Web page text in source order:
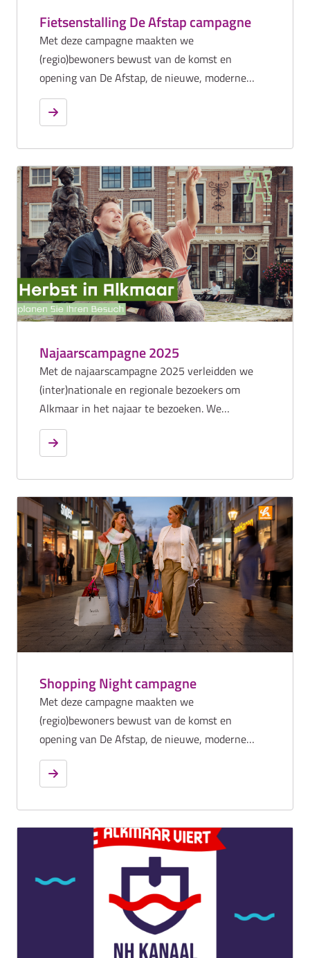
Fietsenstalling De Afstap campagne
Met deze campagne maakten we
(regio)bewoners bewust van de komst en
opening van De Afstap, de nieuwe, moderne
fietsenstalling in het hart van Alkmaar. Met
gerichte communicatie en de inzet van
wezen, hebben we hen gestimuleerd om hun
parkeergewoonten te veranderen en ook écht
gebruik te maken van De Afstap. Zo dragen we
samen bij aan een nettere, veiligere en
aantrekkelijkere binnenstad voor iedereen.
Najaarscampagne 2025
Met de najaarscampagne 2025 verleidden we
(inter)nationale en regionale bezoekers om
Alkmaar in het najaar te bezoeken. We
positioneerden de stad als ideale
dagbestemming, met focus op de historische
Met de najaarscampagne 2025 verleidden we
(inter)nationale en regionale bezoekers om
Alkmaar in het najaar te ontdekken als ideale
dagbestemming, met focus op de historische
binnenstad, grachten, cultuur en horeca.
Daarnaast stimuleerde een aparte
winkelcampagne het dagbezoek en positioneerde
Alkmaar als hét centrum van de regio, met een
divers winkelaanbod en een compacte, sfeervolle
binnenstad waar alles dichtbij is.
Shopping Night campagne
Met deze campagne maakten we
(regio)bewoners bewust van de komst en
opening van De Afstap, de nieuwe, moderne
fietsenstalling in het hart van Alkmaar. Met
gerichte communicatie en de inzet van
wezen, hebben we hen gestimuleerd om hun
parkeergewoonten te veranderen en ook écht
gebruik te maken van De Afstap. Zo dragen we
samen bij aan een nettere, veiligere en
aantrekkelijkere binnenstad voor iedereen.